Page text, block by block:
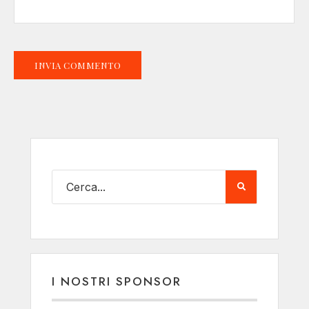
I NOSTRI SPONSOR